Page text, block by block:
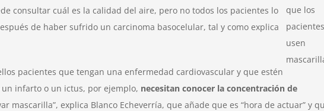
que los
pacientes
usen
consultar cuál es la calidad del aire, pero no todos los pacientes lo
de haber sufrido un carcinoma basocelular, tal y como explica
pacientes que tengan una enfermedad cardiovascular y que estén
infarto o un ictus, por ejemplo, necesitan conocer la concentración de
mascarilla”, explica Blanco Echeverría, que añade que es “hora de actuar” y